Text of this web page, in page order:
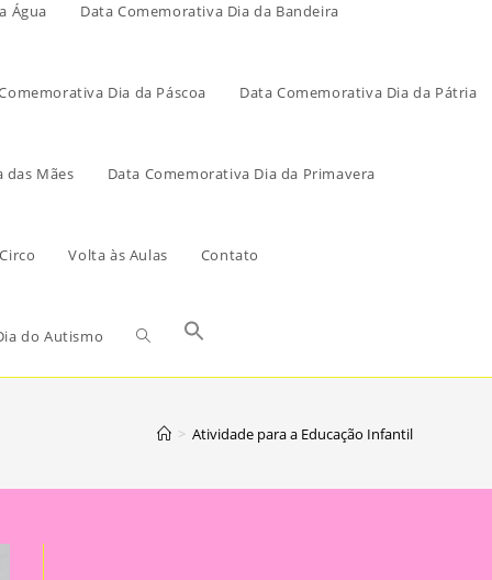
Água Data Comemorativa Dia da Bandeira
Dia da Páscoa Data Comemorativa Dia da Pátria
das Mães Data Comemorativa Dia da Primavera
Volta às Aulas Contato
do Autismo
> Atividade para a Educação Infantil